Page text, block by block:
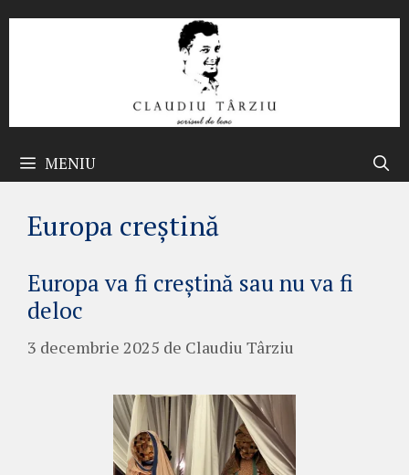
MENIU
Europa creștină
Europa va fi creștină sau nu va fi
deloc
3 decembrie 2025 de Claudiu Târziu